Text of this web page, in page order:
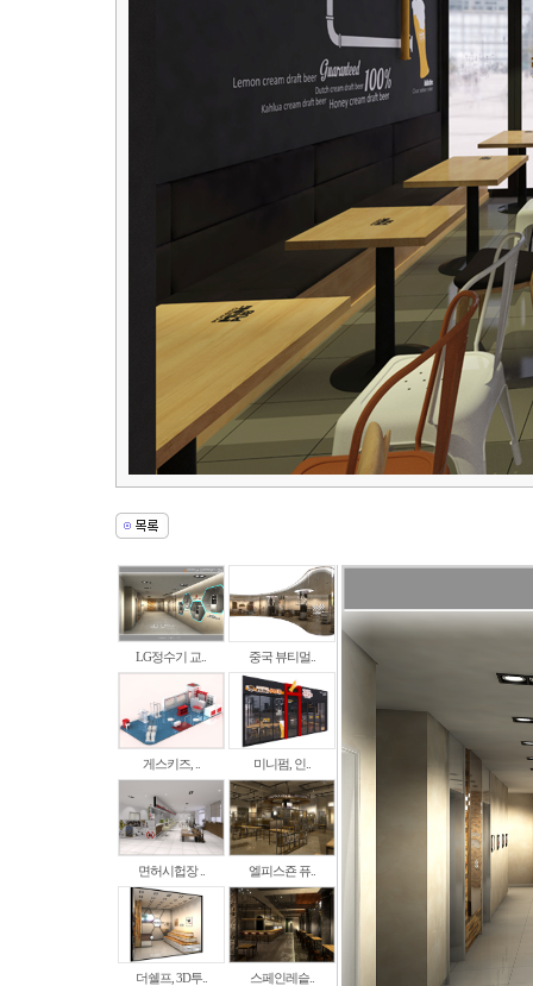
LG정수기 교.. 중국 뷰티멀..
게스키즈, .. 미니펌, 인..
면허시헙장 .. 엘피스죤 퓨..
더쉘프, 3D투.. 스페인레슽..